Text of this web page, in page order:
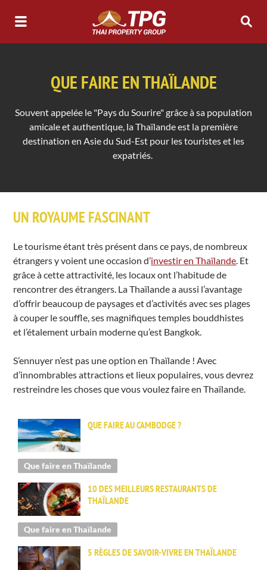
QUE FAIRE EN THAÏLANDE
Souvent appelée le "Pays du Sourire" grâce à sa population
amicale et authentique, la Thaïlande est la première
destination en Asie du Sud-Est pour les touristes et les
expatriés.
UN ROYAUME FASCINANT
Le tourisme étant très présent dans ce pays, de nombreux
étrangers y voient une occasion d’investir en Thaïlande. Et
grâce à cette attractivité, les locaux ont l’habitude de
rencontrer des étrangers. La Thaïlande a aussi l’avantage
d’offrir beaucoup de paysages et d’activités avec ses plages
à couper le souffle, ses magnifiques temples bouddhistes
et l’étalement urbain moderne qu’est Bangkok.
S’ennuyer n’est pas une option en Thaïlande ! Avec
d’innombrables attractions et lieux populaires, vous devrez
restreindre les choses que vous voulez faire en Thaïlande.
QUE FAIRE AU CAMBODGE ?
Que faire en Thaïlande
10 DES MEILLEURS RESTAURANTS DE
THAÏLANDE
Que faire en Thaïlande
5 RÈGLES DE SAVOIR-VIVRE EN THAÏLANDE